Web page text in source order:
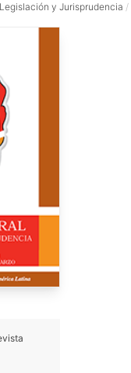
y Jurisprudencia /